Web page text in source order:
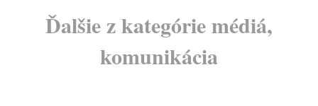
Ďalšie z kategórie médiá,
komunikácia